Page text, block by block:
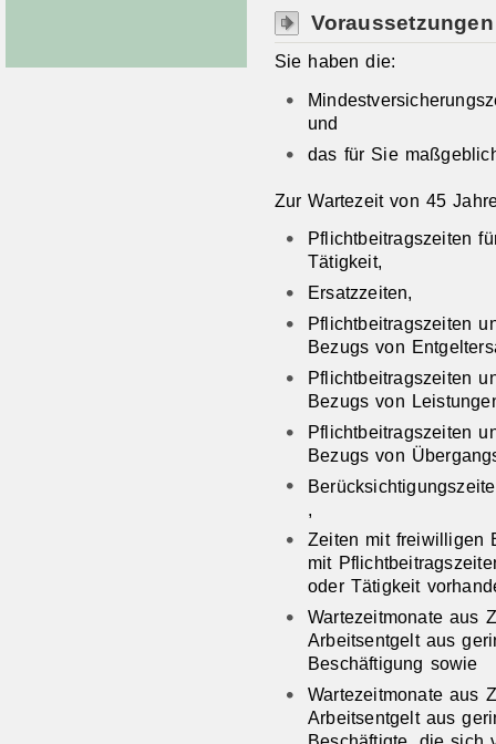
Voraussetzungen
Sie haben die:
und
das für Sie
Zur Wartezeit von 45
Pflichtbeitragszeiten
Tätigkeit,
Ersatzzeiten,
Pflichtbeitragszeiten
Bezugs von
Pflichtbeitragszeiten
Bezugs von
Pflichtbeitragszeiten
Bezugs von
Zeiten mit freiwilligen
mit
oder Tätigkeit
Wartezeitmonate aus
Arbeitsentgelt aus
Beschäftigung sowie
Wartezeitmonate aus
Arbeitsentgelt aus